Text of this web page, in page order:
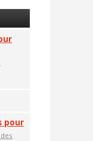
pour